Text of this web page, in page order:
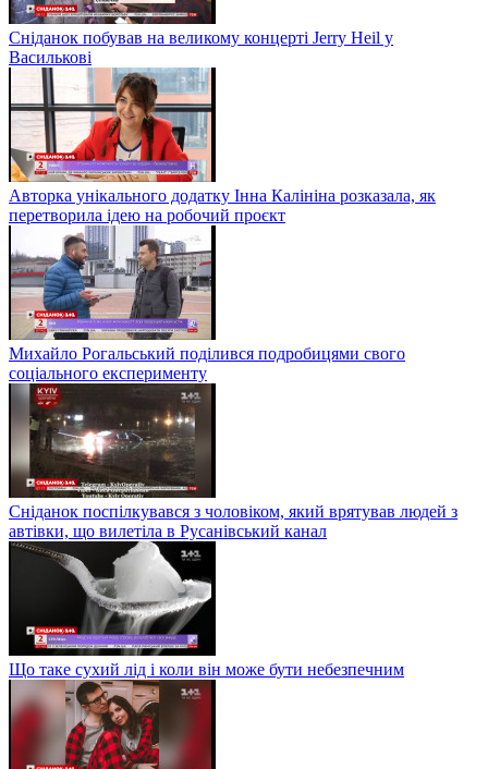
Сніданок побував на великому концерті Jerry Heil у
Василькові
Авторка унікального додатку Інна Калініна розказала, як
перетворила ідею на робочий проєкт
Михайло Рогальський поділився подробицями свого
соціального експерименту
Сніданок поспілкувався з чоловіком, який врятував людей з
автівки, що вилетіла в Русанівський канал
Що таке сухий лід і коли він може бути небезпечним